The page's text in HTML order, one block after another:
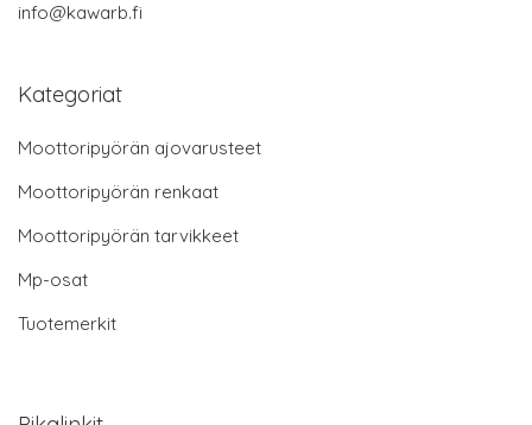
info@kawarb.fi
Kategoriat
Moottoripyörän ajovarusteet
Moottoripyörän renkaat
Moottoripyörän tarvikkeet
Mp-osat
Tuotemerkit